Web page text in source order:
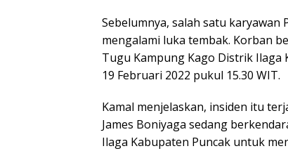
Sebelumnya, salah satu karyawan
mengalami luka tembak. Korban
Tugu Kampung Kago Distrik Ilaga
19 Februari 2022 pukul 15.30 WIT.
Kamal menjelaskan, insiden itu
James Boniyaga sedang
Ilaga Kabupaten Puncak untuk